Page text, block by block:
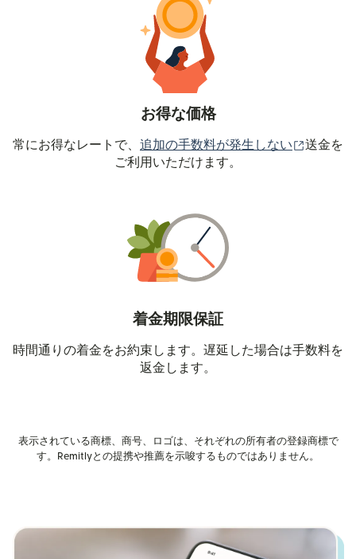
お得な価格
常にお得なレートで、 追加の手数料が発生しない （別ウ
送金を
ご利用いただけます。
着金期限保証
時間通りの着金をお約束します。遅延した場合は手数料を
返金します。
表示されている商標、商号、ロゴは、それぞれの所有者の登録商標で
す。Remitlyとの提携や推薦を示唆するものではありません。